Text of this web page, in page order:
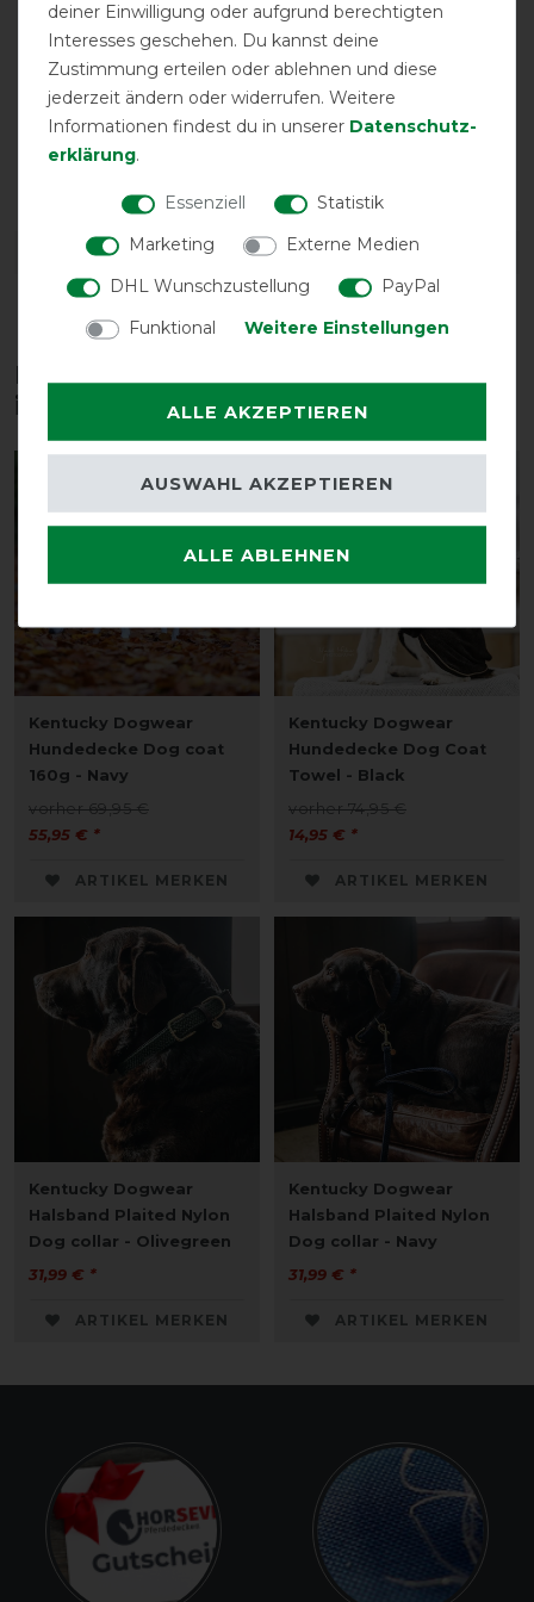
atmungsaktiv
DETAILS ZUR PRODUKTSICHERHEIT
Diese Produkte könnten dich auch
interessieren
Kentucky Dogwear
Hundedecke Dog coat
160g - Navy
vorher 69,95 €
55,95 € *
ARTIKEL MERKEN
-80%
Kentucky Dogwear
Hundedecke Dog Coat
Towel - Black
vorher 74,95 €
14,95 € *
ARTIKEL MERKEN
Kentucky Dogwear
Halsband Plaited Nylon
Dog collar - Olivegreen
31,99 € *
ARTIKEL MERKEN
Kentucky Dogwear
Halsband Plaited Nylon
Dog collar - Navy
31,99 € *
ARTIKEL MERKEN
deiner Einwilligung oder aufgrund berechtigten
Interesses geschehen. Du kannst deine
Zustimmung erteilen oder ablehnen und diese
jederzeit ändern oder widerrufen. Weitere
Informationen findest du in unserer Daten­schutz­
erklärung.
Essenziell
Statistik
Marketing
Externe Medien
DHL Wunschzustellung
PayPal
Funktional
Weitere Einstellungen
ALLE AKZEPTIEREN
ALLE ABLEHNEN
AUSWAHL AKZEPTIEREN